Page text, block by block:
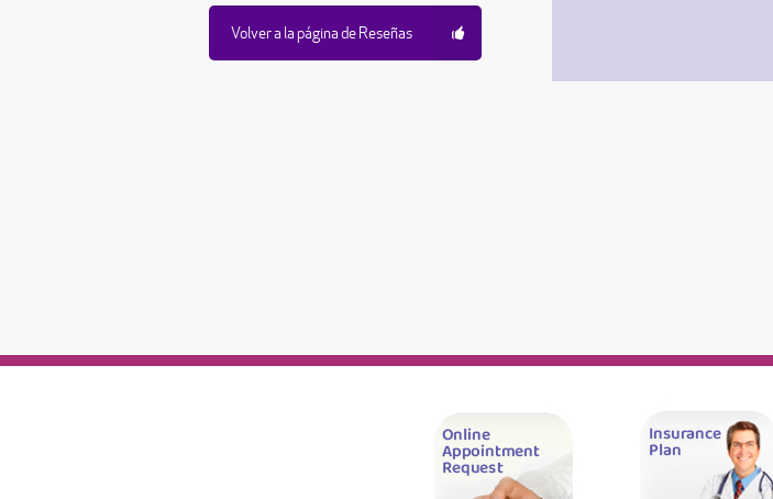
Volver a la página de Reseñas